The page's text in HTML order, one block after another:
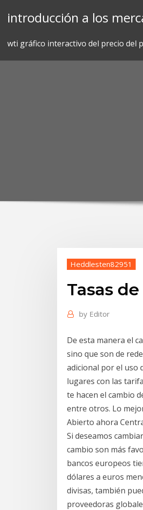
introducción a los
wti gráfico interactivo del precio del
Heddlesten82951
Tasas
by Editor
De esta manera el
sino que son de
adicional por el uso
lugares con las
te hacen el cambio
entre otros. Lo
Abierto ahora
Si deseamos
cambio son más
bancos europeos
dólares a euros
divisas, también
proveedoras